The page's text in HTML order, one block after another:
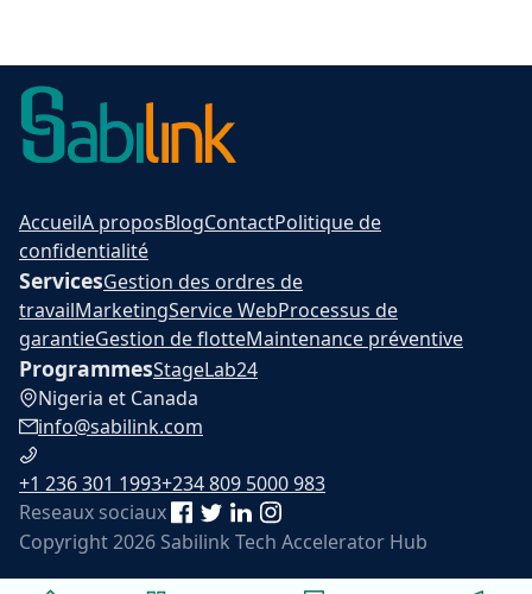
AccueilA proposBlogContactPolitique de
confidentialité
ServicesGestion des ordres de
travailMarketingService WebProcessus de
garantieGestion de flotteMaintenance préventive
ProgrammesStageLab24
Nigeria et Canada
info@sabilink.com
+1 236 301 1993+234 809 5000 983
Reseaux sociaux
Copyright 2026 Sabilink Tech Accelerator Hub